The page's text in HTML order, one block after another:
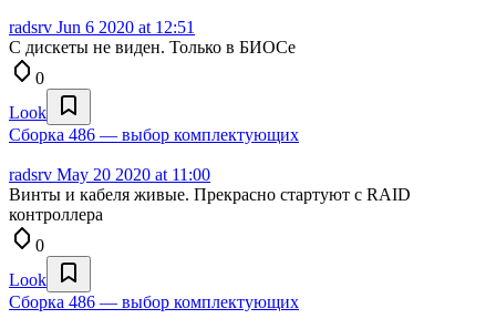
radsrv Jun 6 2020 at 12:51
С дискеты не виден. Только в БИОСе
0
Look
Сборка 486 — выбор комплектующих
radsrv May 20 2020 at 11:00
Винты и кабеля живые. Прекрасно стартуют с RAID
контроллера
0
Look
Сборка 486 — выбор комплектующих